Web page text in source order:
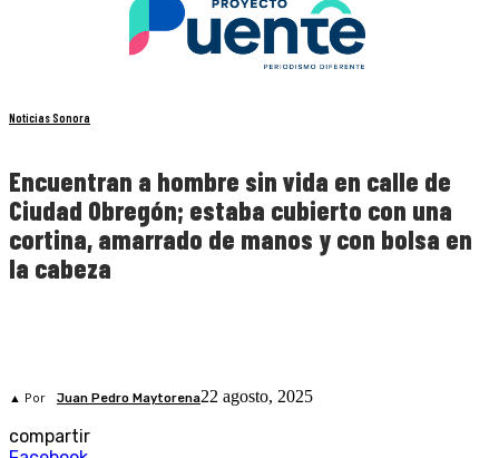
Noticias Sonora
Encuentran a hombre sin vida en calle de
Ciudad Obregón; estaba cubierto con una
cortina, amarrado de manos y con bolsa en
la cabeza
▲ Por Juan Pedro Maytorena22 agosto, 2025
compartir